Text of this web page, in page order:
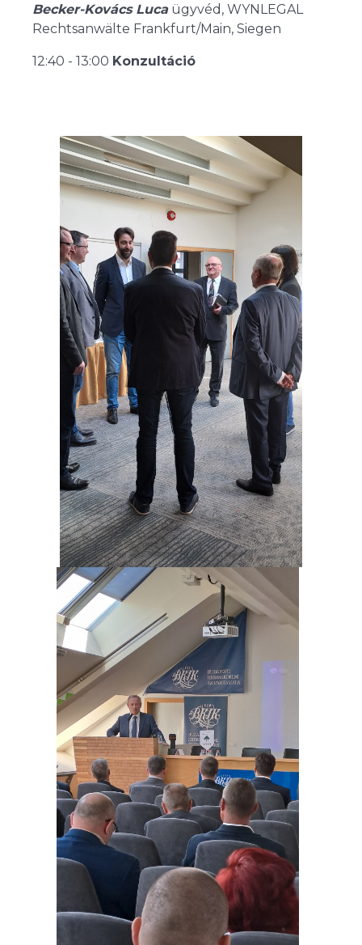
Becker-Kovács Lucaügyvéd, WYNLEGAL
Rechtsanwälte Frankfurt/Main, Siegen
12:40 - 13:00 Konzultáció